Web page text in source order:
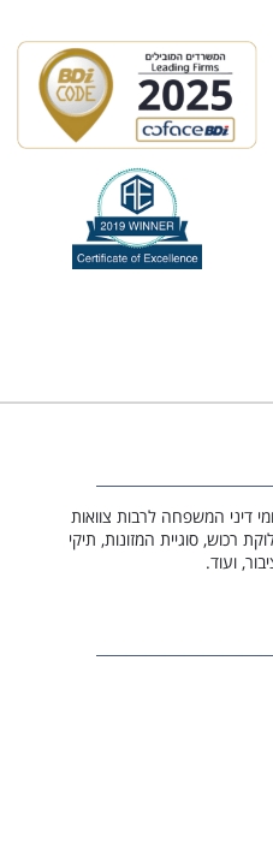
דיני המשפחה לרבות צוואות
רכוש, סוגיית המזונות, תיקי
ועוד.